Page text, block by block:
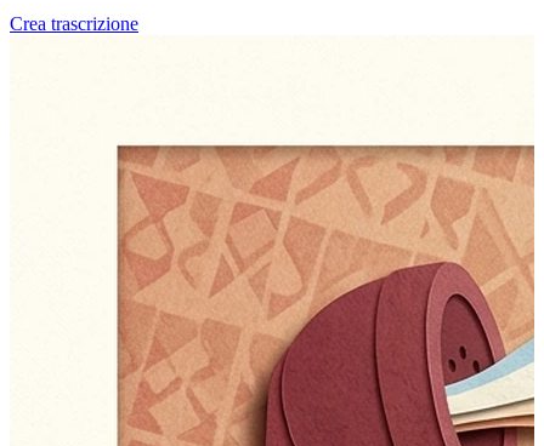
Crea trascrizione